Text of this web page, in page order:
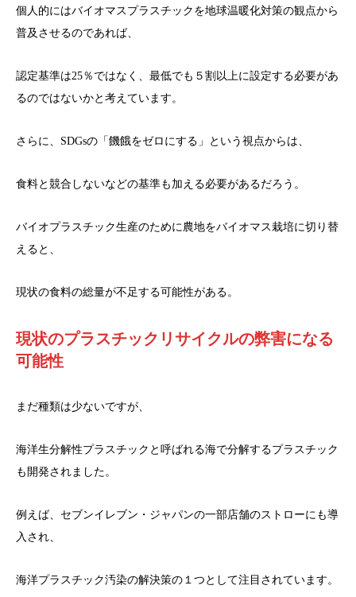
個人的にはバイオマスプラスチックを地球温暖化対策の観点から
普及させるのであれば、
認定基準は25％ではなく、最低でも５割以上に設定する必要があ
るのではないかと考えています。
さらに、SDGsの「饑餓をゼロにする」という視点からは、
食料と競合しないなどの基準も加える必要があるだろう。
バイオプラスチック生産のために農地をバイオマス栽培に切り替
えると、
現状の食料の総量が不足する可能性がある。
現状のプラスチックリサイクルの弊害になる
可能性
まだ種類は少ないですが、
海洋生分解性プラスチックと呼ばれる海で分解するプラスチック
も開発されました。
例えば、セブンイレブン・ジャパンの一部店舗のストローにも導
入され、
海洋プラスチック汚染の解決策の１つとして注目されています。